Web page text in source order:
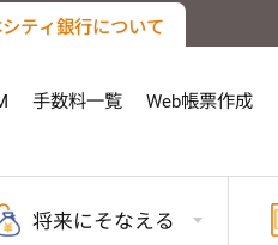
ティ銀行について
手数料一覧 Web帳票作成
将来にそなえる